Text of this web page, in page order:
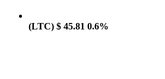
(LTC) $ 45.81 0.6%